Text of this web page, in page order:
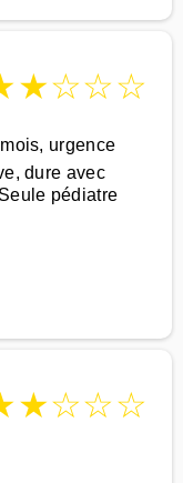
★☆☆☆
urgence
dure avec
pédiatre
★☆☆☆